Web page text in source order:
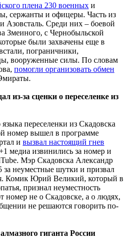
плена 230 военных и
сержанты и офицеры. Часть из
Среди них – боевой
Змеиного, с Чернобыльской
были захвачены еще в
пограничники,
вооруженные силы. По словам
помогли организовать обмен
из-за сценки о переселенке из
переселенки из Скадовска
номер вышел в программе
и вызвал настоящий гнев
медиа извинились за номер и
Мэр Скадовска Александр
за неуместные шутки и призвал
Комик Юрий Великий, который в
признал неуместность
номер не о Скадовске, а о людях,
не решаются говорить по-
гиганта России